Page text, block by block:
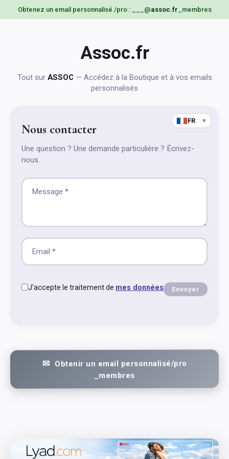
Obtenez un email personnalisé /pro : ___@assoc.fr _membres
Assoc.fr
Tout sur ASSOC — Accédez à la Boutique et à vos emails
personnalisés
FR ▼
Nous contacter
Une question ? Une demande particulière ? Écrivez-
nous.
J'accepte le traitement de mes données Envoyer
Obtenir un email personnalisé/pro
_membres